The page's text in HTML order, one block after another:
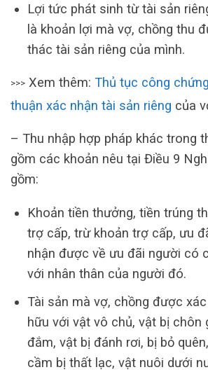
Lợi tức phát sinh từ tài sản
là khoản lợi mà vợ, chồng thu
thác tài sản riêng của mình.
>>> Xem thêm: Thủ tục công
thuận xác nhận tài sản riêng của
– Thu nhập hợp pháp khác trong
gồm các khoản nêu tại Điều 9
gồm:
Khoản tiền thưởng, tiền trúng
trợ cấp, trừ khoản trợ cấp, ưu
nhận được về ưu đãi người có
với nhân thân của người đó.
Tài sản mà vợ, chồng được
hữu với vật vô chủ, vật bị chôn
đắm, vật bị đánh rơi, bị bỏ
cầm bị thất lạc, vật nuôi dưới